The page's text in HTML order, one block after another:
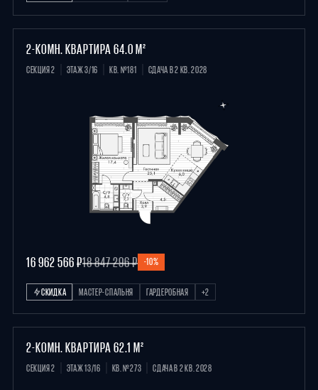
2-КОМН. КВАРТИРА 64.0 М²
СЕКЦИЯ 2 ЭТАЖ 3/16 КВ. №181 СДАЧА В 2 КВ. 2028
16 962 566 ₽18 847 296 ₽ -10%
СКИДКА МАСТЕР-СПАЛЬНЯ ГАРДЕРОБНАЯ +2
2-КОМН. КВАРТИРА 62.1 М²
СЕКЦИЯ 2 ЭТАЖ 13/16 КВ. №273 СДАЧА В 2 КВ. 2028